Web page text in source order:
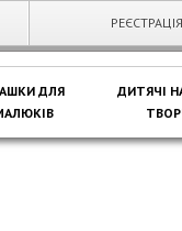
РЕЄСТРАЦІЯ
ДЛЯ
ДИТЯЧІ